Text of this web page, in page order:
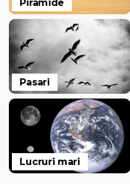
Piramide
Pasari
Lucruri mari